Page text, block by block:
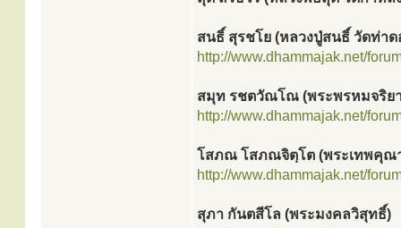
สนธิ์ สุรชโย (หลวงปู่สนธิ์ วัดท่าด
http://www.dhammajak.net/
สมุท รชตวัณโณ (พระพรหมจริย
http://www.dhammajak.net/
โสภณ โสภณจิตฺโต (พระเทพคุณ
http://www.dhammajak.net/
สุภา กันตสีโล (พระมงคลวิสุทธิ์)